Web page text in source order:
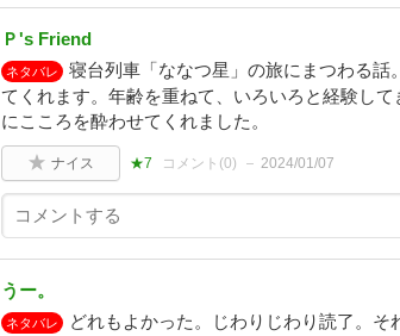
Ｐ's Friend
ネタバレ
寝台列車「ななつ星」の旅にまつわる
てくれます。年齢を重ねて、いろいろと経験し
にこころを酔わせてくれました。
ナイス ★7 コメント(0) 2024/01/07
うー。
ネタバレ
どれもよかった。じわりじわり読了。そ